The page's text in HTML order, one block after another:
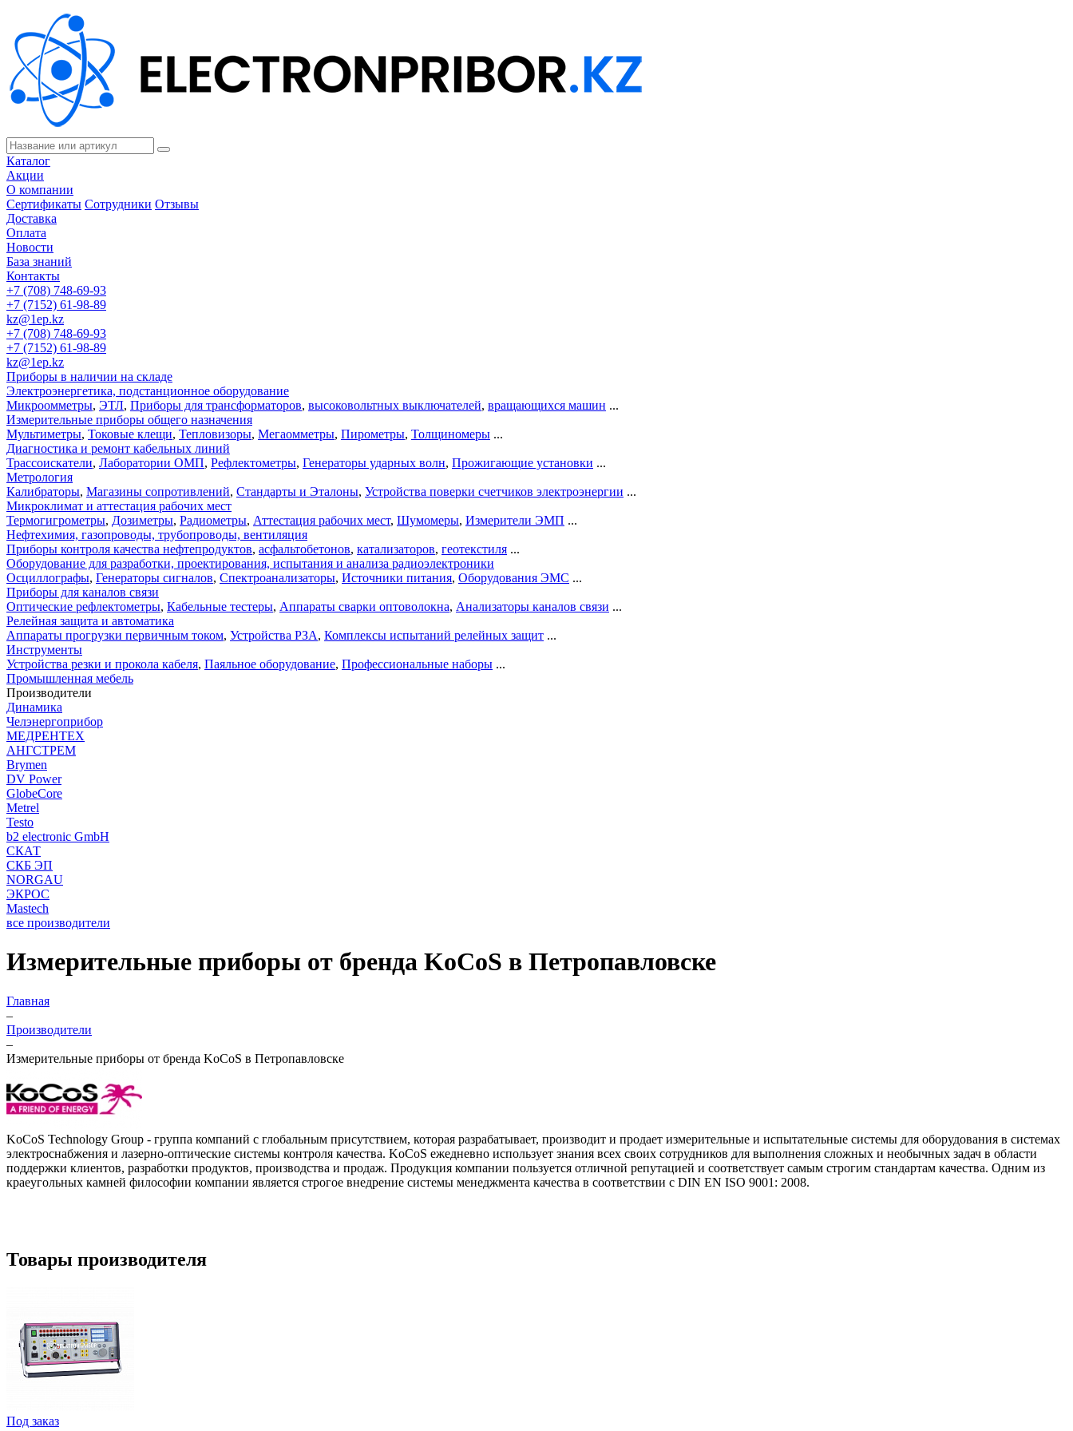
Каталог
Акции
О компании
Сертификаты Сотрудники Отзывы
Доставка
Оплата
Новости
База знаний
Контакты
+7 (708) 748-69-93
+7 (7152) 61-98-89
kz@1ep.kz
+7 (708) 748-69-93
+7 (7152) 61-98-89
kz@1ep.kz
Приборы в наличии на складе
Электроэнергетика, подстанционное оборудование
Микроомметры, ЭТЛ, Приборы для трансформаторов, высоковольтных выключателей, вращающихся машин ...
Измерительные приборы общего назначения
Мультиметры, Токовые клещи, Тепловизоры, Мегаомметры, Пирометры, Толщиномеры ...
Диагностика и ремонт кабельных линий
Трассоискатели, Лаборатории ОМП, Рефлектометры, Генераторы ударных волн, Прожигающие установки ...
Метрология
Калибраторы, Магазины сопротивлений, Стандарты и Эталоны, Устройства поверки счетчиков электроэнергии ...
Микроклимат и аттестация рабочих мест
Термогигрометры, Дозиметры, Радиометры, Аттестация рабочих мест, Шумомеры, Измерители ЭМП ...
Нефтехимия, газопроводы, трубопроводы, вентиляция
Приборы контроля качества нефтепродуктов, асфальтобетонов, катализаторов, геотекстиля ...
Оборудование для разработки, проектирования, испытания и анализа радиоэлектроники
Осциллографы, Генераторы сигналов, Спектроанализаторы, Источники питания, Оборудования ЭМС ...
Приборы для каналов связи
Оптические рефлектометры, Кабельные тестеры, Аппараты сварки оптоволокна, Анализаторы каналов связи ...
Релейная защита и автоматика
Аппараты прогрузки первичным током, Устройства РЗА, Комплексы испытаний релейных защит ...
Инструменты
Устройства резки и прокола кабеля, Паяльное оборудование, Профессиональные наборы ...
Промышленная мебель
Производители
Динамика
Челэнергоприбор
МЕДРЕНТЕХ
АНГСТРЕМ
Brymen
DV Power
GlobeCore
Metrel
Testo
b2 electronic GmbH
СКАТ
СКБ ЭП
NORGAU
ЭКРОС
Mastech
все производители
Измерительные приборы от бренда KoCoS в Петропавловске
Главная
–
Производители
–
Измерительные приборы от бренда KoCoS в Петропавловске
KoCoS Technology Group - группа компаний с глобальным присутствием, которая разрабатывает, производит и продает измерительные и испытательные системы для оборудования в системах
электроснабжения и лазерно-оптические системы контроля качества. KoCoS ежедневно использует знания всех своих сотрудников для выполнения сложных и необычных задач в области
поддержки клиентов, разработки продуктов, производства и продаж. Продукция компании пользуется отличной репутацией и соответствует самым строгим стандартам качества. Одним из
краеугольных камней философии компании является строгое внедрение системы менеджмента качества в соответствии с DIN EN ISO 9001: 2008.
Товары производителя
Под заказ